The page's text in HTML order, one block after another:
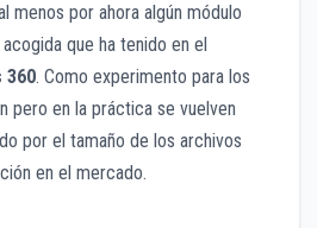
menos por ahora algún módulo
que ha tenido en el
360. Como experimento para los
pero en la práctica se vuelven
por el tamaño de los archivos
en el mercado.